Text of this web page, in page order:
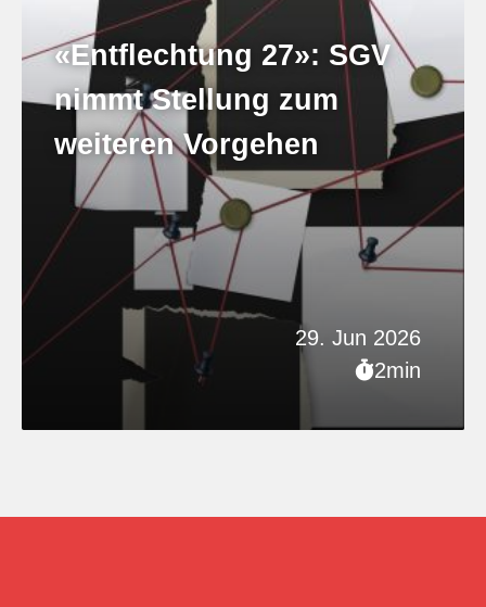
29. Jun 2026
2min
«Entflechtung 27»: SGV
nimmt Stellung zum
weiteren Vorgehen